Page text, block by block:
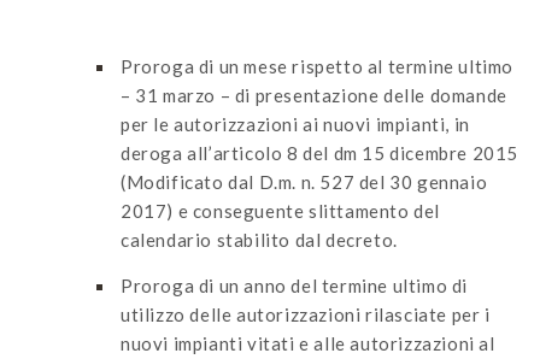
Proroga di un mese rispetto al termine ultimo
– 31 marzo – di presentazione delle domande
per le autorizzazioni ai nuovi impianti, in
deroga all’articolo 8 del dm 15 dicembre 2015
(Modificato dal D.m. n. 527 del 30 gennaio
2017) e conseguente slittamento del
calendario stabilito dal decreto.
Proroga di un anno del termine ultimo di
utilizzo delle autorizzazioni rilasciate per i
nuovi impianti vitati e alle autorizzazioni al